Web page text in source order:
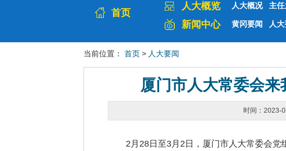
首页
人大概览 人大概况 主
新闻中心 黄冈要闻 人
当前位置： 首页 > 人大要闻
厦门市人大常委会
时间：
2月28日至3月2日，厦门市人大常委会党